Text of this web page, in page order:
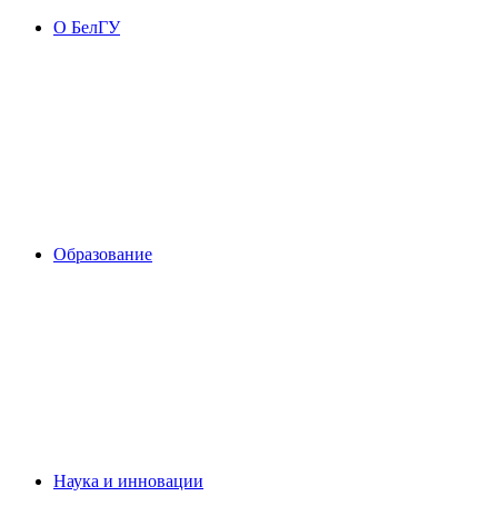
О БелГУ
Образование
Наука и инновации